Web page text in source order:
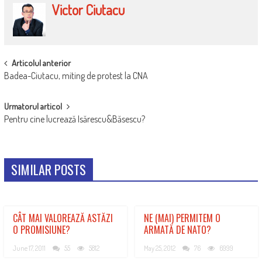
Victor Ciutacu
POST
NAVIGATION
Articolul anterior
Badea-Ciutacu, miting de protest la CNA
Urmatorul articol
Pentru cine lucrează Isărescu&Băsescu?
SIMILAR POSTS
CÂT MAI VALOREAZĂ ASTĂZI
O PROMISIUNE?
June 17, 2011 55 5812
NE (MAI) PERMITEM O
ARMATĂ DE NATO?
May 25, 2012 76 6999